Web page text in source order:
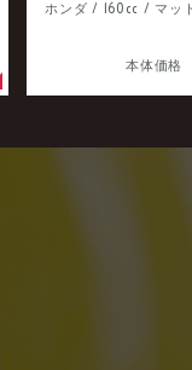
本体価格